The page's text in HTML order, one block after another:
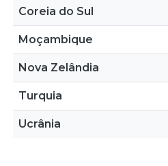
Coreia do Sul
Moçambique
Nova Zelândia
Turquia
Ucrânia